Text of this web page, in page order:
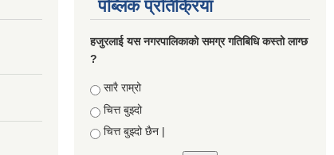
पब्लिक प्रतिक्रिया
हजुरलाई यस नगरपालिकाको समग्र गतिबिधि कस्तो लाग्छ
?
Choices
सारै राम्रो
चित्त बुझ्दो
चित्त बुझ्दो छैन |